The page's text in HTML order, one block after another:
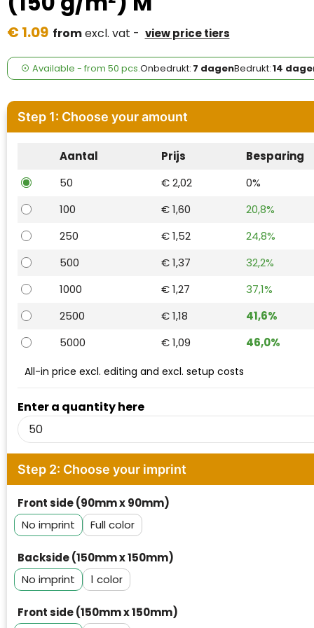
Fresh 'n Rebel
GolfOriginals
James Harvest
Kingcap
MyKit
Ocean Bottle
Parker
Waterman
€ 1.09 fromexcl. vat - view price tiers
Available - from 50 pcs.Onbedrukt: 7 dagenBedrukt:14
Step 1: Choose your amount
Aantal Prijs
Besparing
50
€ 2,02
0%
100
€ 1,60
20,8%
250
€ 1,52
24,8%
500
€ 1,37
32,2%
1000
€ 1,27
37,1%
2500
€ 1,18
41,6%
5000
€ 1,09 46,0%
Enter a quantity here
All-in price excl. editing and excl. setup costs
Step 2: Choose your imprint
Front side (90mm x 90mm)
No imprint
Full color
Backside (150mm x 150mm)
No imprint
1
Front side (150mm x 150mm)